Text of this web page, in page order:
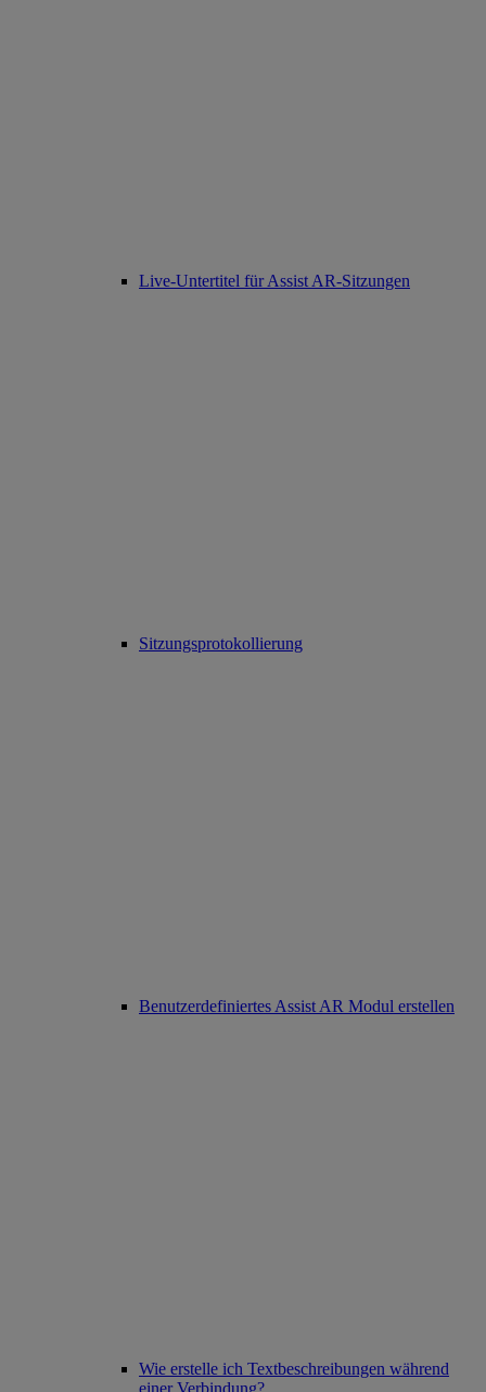
Live-Untertitel für Assist AR-Sitzungen
Sitzungsprotokollierung
Benutzerdefiniertes Assist AR Modul erstellen
Wie erstelle ich Textbeschreibungen während